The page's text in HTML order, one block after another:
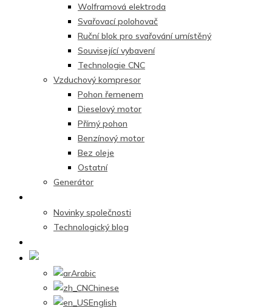
Wolframová elektroda
Svařovací polohovač
Ruční blok pro svařování umístěný
Související vybavení
Technologie CNC
Vzduchový kompresor
Pohon řemenem
Dieselový motor
Přímý pohon
Benzínový motor
Bez oleje
Ostatní
Generátor
Novinky společnosti
Technologický blog
Arabic
Chinese
English